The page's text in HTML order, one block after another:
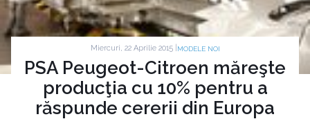
Miercuri, 22 Aprilie 2015 | MODELE NOI
PSA Peugeot-Citroen măreşte
producţia cu 10% pentru a
răspunde cererii din Europa